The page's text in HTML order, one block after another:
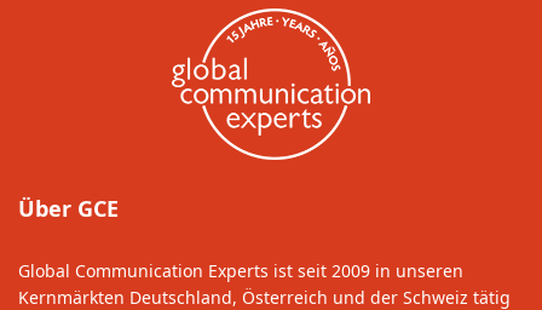
Über GCE
Global Communication Experts ist seit 2009 in unseren
Kernmärkten Deutschland, Österreich und der Schweiz tätig